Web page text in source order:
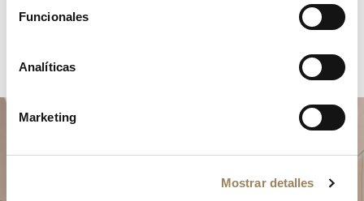
Funcionales
Analíticas
Marketing
Mostrar detalles